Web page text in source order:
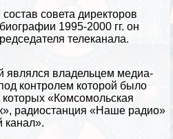
совета директоров
1995-2000 гг. он
телеканала.
являлся владельцем медиа-
контролем которой было
«Комсомольская
радиостанция «Наше радио»
канал».